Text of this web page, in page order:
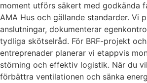
moment utförs säkert med godkända
AMA Hus och gällande standarder. Vi
anslutningar, dokumenterar
tydliga skötselråd. För BRF-projekt
entreprenader planerar vi etappvis
störning och effektiv logistik. När du
förbättra ventilationen och sänka